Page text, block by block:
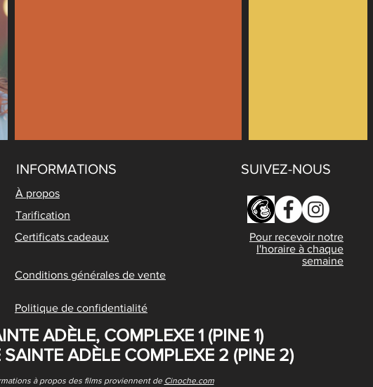
INFORMATIONS
À propos
Tarification
Certificats cadeaux
SUIVEZ-NOUS
Pour recevoir notre
I'horaire à chaque
semaine
Conditions générales de vente
Politique de confidentialité
ADÈLE, COMPLEXE 1 (PINE 1)
SAINTE ADÈLE COMPLEXE 2 (PINE 2)
à propos des films proviennent de Cinoche.com